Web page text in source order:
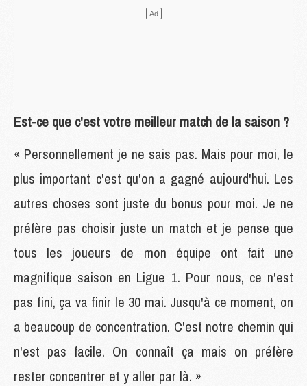
Est-ce que c'est votre meilleur match de la saison ?
« Personnellement je ne sais pas. Mais pour moi, le
plus important c'est qu'on a gagné aujourd'hui. Les
autres choses sont juste du bonus pour moi. Je ne
préfère pas choisir juste un match et je pense que
tous les joueurs de mon équipe ont fait une
magnifique saison en Ligue 1. Pour nous, ce n'est
pas fini, ça va finir le 30 mai. Jusqu'à ce moment, on
a beaucoup de concentration. C'est notre chemin qui
n'est pas facile. On connaît ça mais on préfère
rester concentrer et y aller par là. »